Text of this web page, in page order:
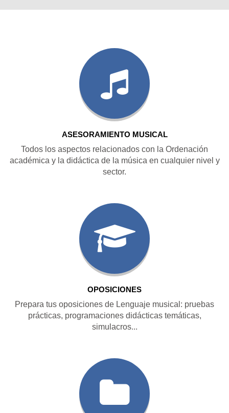
ASESORAMIENTO MUSICAL
Todos los aspectos relacionados con la Ordenación
académica y la didáctica de la música en cualquier nivel y
sector.
OPOSICIONES
Prepara tus oposiciones de Lenguaje musical: pruebas
prácticas, programaciones didácticas temáticas,
simulacros...